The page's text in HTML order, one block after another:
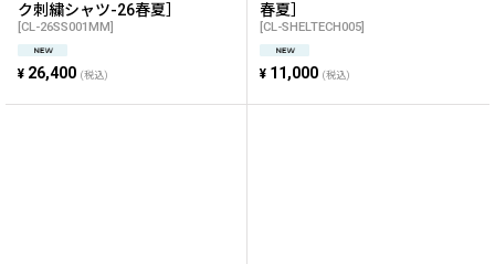
ク刺繍シャツ-26春夏］
[CL-26SS001MM]
¥ 26,400 (税込)
春夏］
[CL-SHELTECH005]
¥ 11,000 (税込)